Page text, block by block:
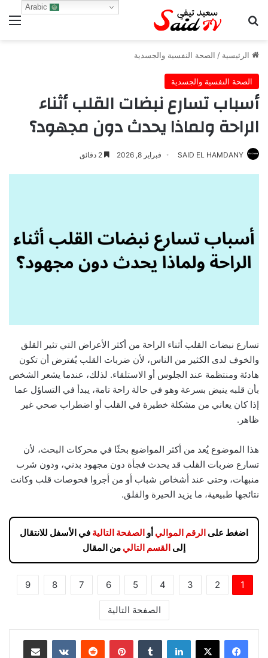
بحث عن
الرئيسية / الصحة النفسية والجسدية
الصحة النفسية والجسدية
أسباب تسارع نبضات القلب أثناء
الراحة ولماذا يحدث دون مجهود؟
SAID EL HAMDANY فبراير 8, 2026
تسارع نبضات القلب أثناء الراحة من أكثر الأعراض التي تثير القلق
والخوف لدى الكثير من الناس، لأن ضربات القلب يُفترض أن تكون
هادئة ومنتظمة عند الجلوس أو الاستلقاء. لذلك، عندما يشعر الشخص
بأن قلبه ينبض بسرعة وهو في حالة راحة تامة، يبدأ في التساؤل عما
إذا كان يعاني من مشكلة خطيرة في القلب أو اضطراب صحي غير
ظاهر.
هذا الموضوع يُعد من أكثر المواضيع بحثًا في محركات البحث، لأن
تسارع ضربات القلب قد يحدث فجأة دون مجهود بدني، ودون شرب
منبهات، وحتى عند أشخاص شباب أو من أجروا فحوصات قلب وكانت
نتائجها طبيعية، ما يزيد الحيرة والقلق.
اضغط على الرقم الموالي أو الصفحة التالية في الأسفل للانتقال
إلى القسم التالي من المقال
1
2
3
4
5
6
7
8
9
الصفحة التالية
لينكدإن بينتيريست مشاركة عبر البريد